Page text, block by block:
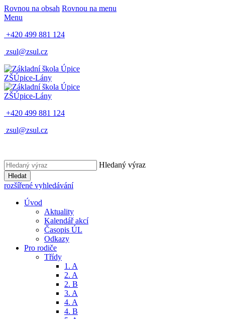
Rovnou na obsah Rovnou na menu
Menu
+420 499 881 124
zsul@zsul.cz
ZŠÚpice-Lány
ZŠÚpice-Lány
+420 499 881 124
zsul@zsul.cz
Hledaný výraz
Hledat
rozšířené vyhledávání
Úvod
Aktuality
Kalendář akcí
Časopis ÚL
Odkazy
Pro rodiče
Třídy
1. A
2. A
2. B
3. A
4. A
4. B